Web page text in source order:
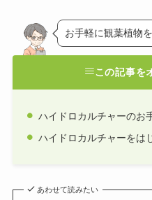
お手軽に観葉植物
この記事を
ハイドロカルチャーのお
ハイドロカルチャーをは
あわせて読みたい